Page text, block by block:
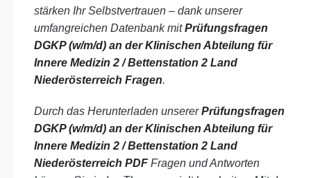
stärken Ihr Selbstvertrauen – dank unserer
umfangreichen Datenbank mitPrüfungsfragen
DGKP (w/m/d) an der Klinischen Abteilung für
Innere Medizin 2 / Bettenstation 2 Land
Niederösterreich Fragen.
Durch das Herunterladen unsererPrüfungsfragen
DGKP (w/m/d) an der Klinischen Abteilung für
Innere Medizin 2 / Bettenstation 2 Land
Niederösterreich PDF Fragen und Antworten